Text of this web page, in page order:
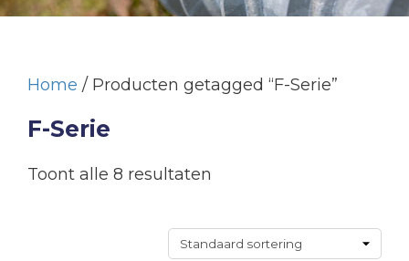
Home / Producten getagged “F-Serie”
F-Serie
Toont alle 8 resultaten